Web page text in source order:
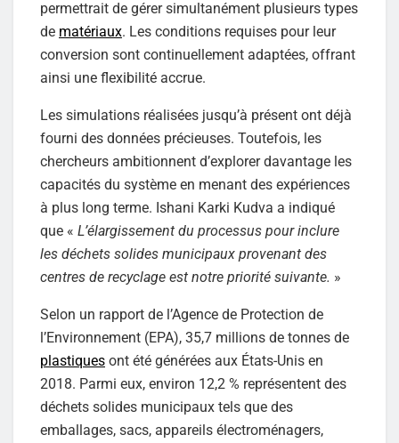
permettrait de gérer simultanément plusieurs types
de matériaux. Les conditions requises pour leur
conversion sont continuellement adaptées, offrant
ainsi une flexibilité accrue.
Les simulations réalisées jusqu’à présent ont déjà
fourni des données précieuses. Toutefois, les
chercheurs ambitionnent d’explorer davantage les
capacités du système en menant des expériences
à plus long terme. Ishani Karki Kudva a indiqué
que « L’élargissement du processus pour inclure
les déchets solides municipaux provenant des
centres de recyclage est notre priorité suivante. »
Selon un rapport de l’Agence de Protection de
l’Environnement (EPA), 35,7 millions de tonnes de
plastiques ont été générées aux États-Unis en
2018. Parmi eux, environ 12,2 % représentent des
déchets solides municipaux tels que des
emballages, sacs, appareils électroménagers,